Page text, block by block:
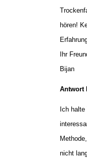
hören!
Ihr
Bijan
Antwort
Ich
nicht